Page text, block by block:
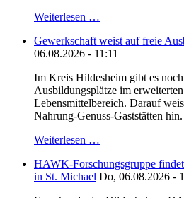
Weiterlesen …
Gewerkschaft weist auf freie
06.08.2026 - 11:11
Im Kreis Hildesheim gibt es
Ausbildungsplätze im
Lebensmittelbereich. Darauf
Nahrung-Genuss-Gaststätten
Weiterlesen …
HAWK-Forschungsgruppe
in St. Michael Do, 06.08.2026 -